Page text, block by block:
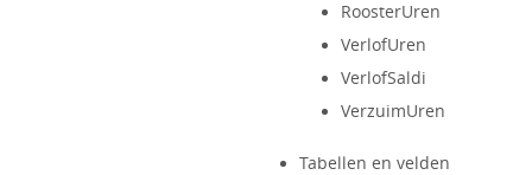
RoosterUren
VerlofUren
VerlofSaldi
VerzuimUren
Tabellen en velden